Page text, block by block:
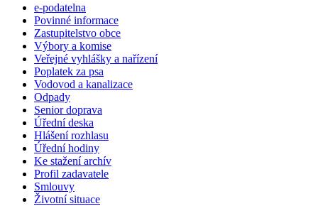
e-podatelna
Povinné informace
Zastupitelstvo obce
Výbory a komise
Veřejné vyhlášky a nařízení
Poplatek za psa
Vodovod a kanalizace
Odpady
Senior doprava
Úřední deska
Hlášení rozhlasu
Úřední hodiny
Ke stažení archív
Profil zadavatele
Smlouvy
Životní situace